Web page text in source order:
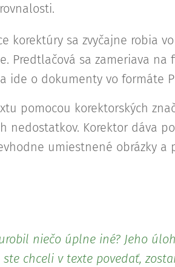
korektúry sa zvyčajne robia
Predtlačová sa zameriava na
ide o dokumenty vo formáte
pomocou korektorských
nedostatkov. Korektor dáva
umiestnené obrázky a
niečo úplne iné? Jeho
chceli v texte povedať,